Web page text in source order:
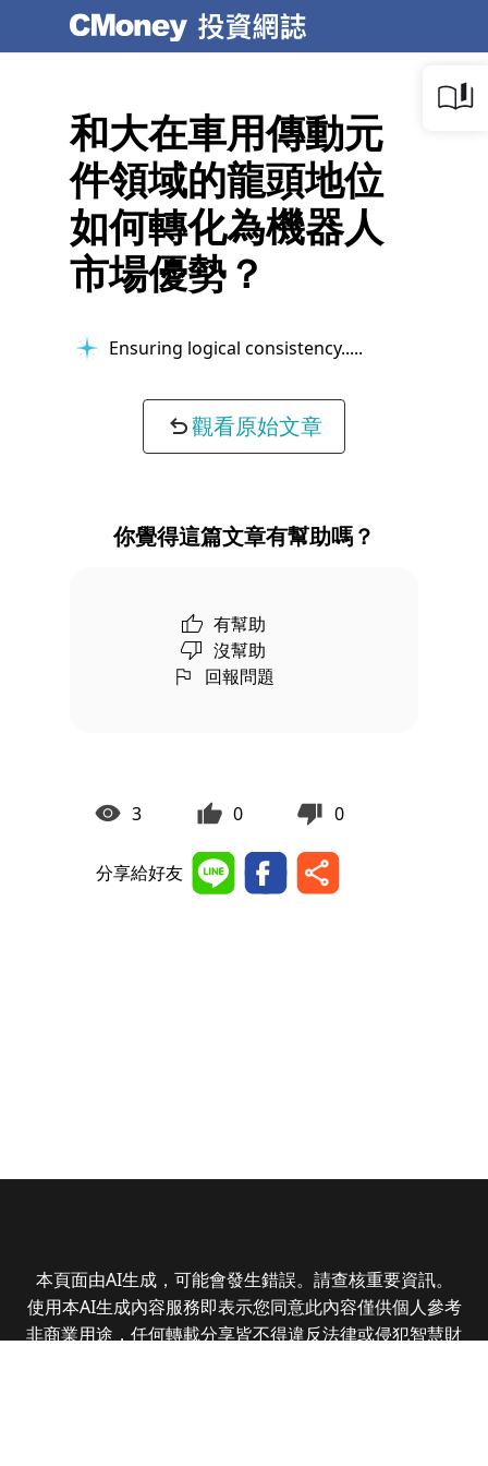
和大在車用傳動元
件領域的龍頭地位
如何轉化為機器人
市場優勢？
Ensuring logical consistency...
觀看原始文章
你覺得這篇文章有幫助嗎？
有幫助
沒幫助
回報問題
3 0 0
分享給好友
本頁面由AI生成，可能會發生錯誤。請查核重要資訊。
使用本AI生成內容服務即表示您同意此內容僅供個人參考
非商業用途，任何轉載分享皆不得違反法律或侵犯智慧財